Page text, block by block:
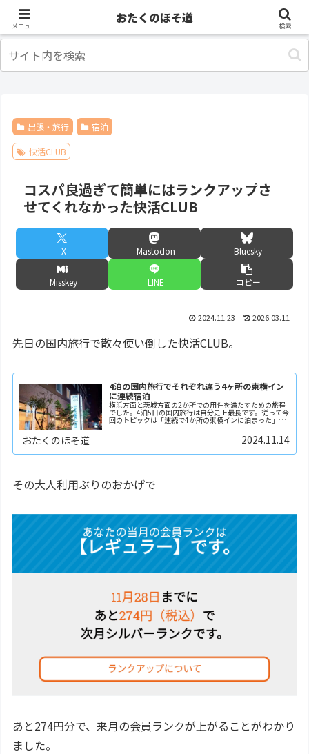
出張・旅行 宿泊
快活CLUB
コスパ良過ぎて簡単にはランクアップさ
せてくれなかった快活CLUB
X Mastodon Bluesky
Misskey LINE コピー
2024.11.23 2026.03.11
先日の国内旅行で散々使い倒した快活CLUB。
4泊の国内旅行でそれぞれ違う4ヶ所の東横イン
に連続宿泊
横浜方面と茨城方面の2か所での用件を満たすための旅程
でした。4泊5日の国内旅行は自分史上最長です。従って今
回のトピックは「連続で4か所の東横インに泊まった」だ
用普通列車グリーン車に初乗車のように、情報...
おたくのほそ道 2024.11.14
その大人利用ぶりのおかげで
あと274円分で、来月の会員ランクが上がることがわかり
ました。
メニュー
おたくのほそ道
検索